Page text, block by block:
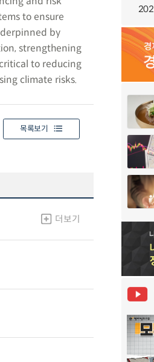
to ensure
by
strengthening
to reducing
climate risks.
목록보기
더보기